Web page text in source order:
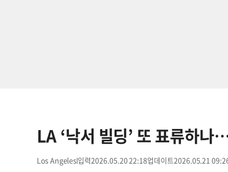
LA ‘낙서 빌딩’ 또 표류하
Los Angeles 2026.05.20 22:18 2026.05.21